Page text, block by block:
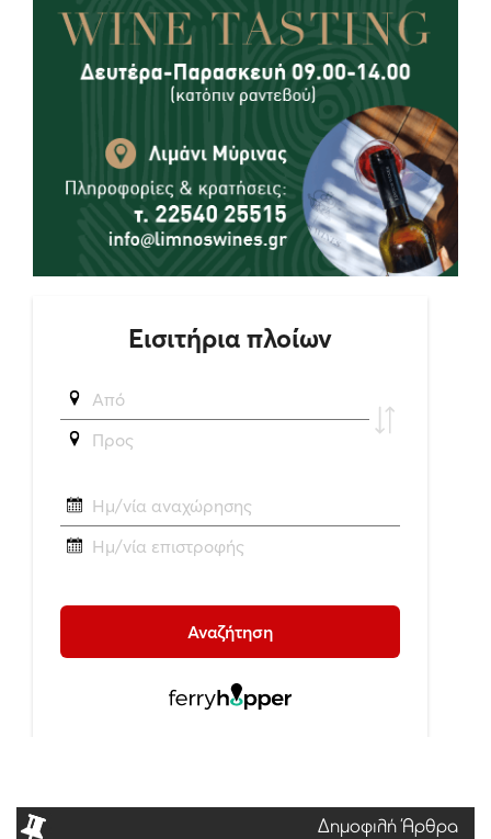
Δημοφιλή Άρθρα